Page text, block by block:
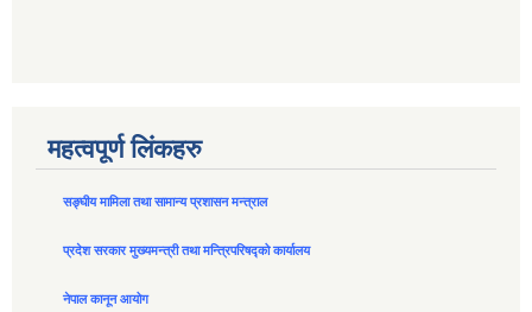
महत्वपूर्ण लिंकहरु
सङ्घीय मामिला तथा सामान्य प्रशासन मन्त्राल
प्रदेश सरकार मुख्यमन्त्री तथा मन्त्रिपरिषद्को कार्यालय
नेपाल कानून आयोग